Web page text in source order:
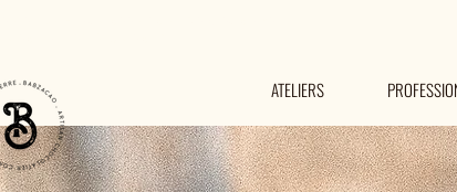
ATELIERS